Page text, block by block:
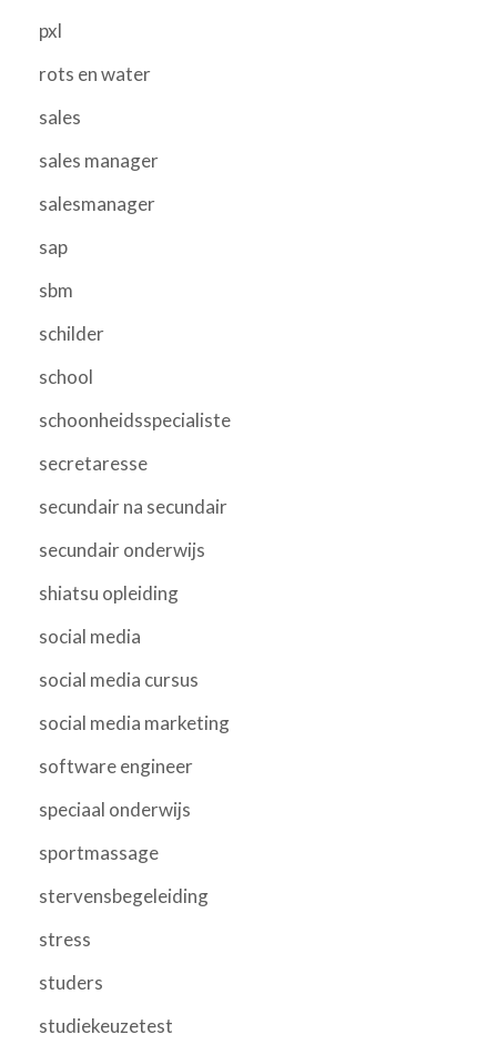
pxl
rots en water
sales
sales manager
salesmanager
sap
sbm
schilder
school
schoonheidsspecialiste
secretaresse
secundair na secundair
secundair onderwijs
shiatsu opleiding
social media
social media cursus
social media marketing
software engineer
speciaal onderwijs
sportmassage
stervensbegeleiding
stress
studers
studiekeuzetest